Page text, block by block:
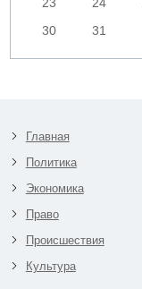
30
31
Главная
Политика
Экономика
Право
Происшествия
Культура